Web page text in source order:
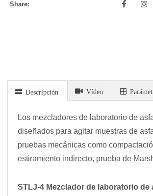
Share:
Descripción Vídeo
Los mezcladores de laboratorio de
diseñados para agitar muestras de
pruebas mecánicas como
estiramiento indirecto, prueba de
STLJ-4 Mezclador de laboratorio de